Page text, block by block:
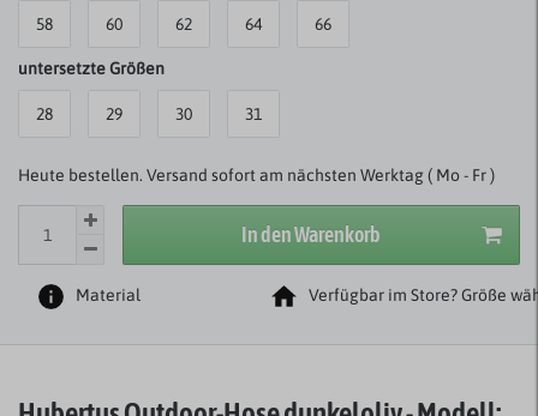
58 60 62 64 66
untersetzte Größen
28 29 30 31
Heute bestellen. Versand sofort am nächsten Werktag ( Mo - Fr )
In den Warenkorb
Material Verfügbar im Store? Größe